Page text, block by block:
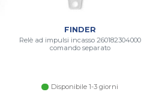
FINDER
Relè ad impulsi incasso 260182304000
comando separato
Disponibile 1-3 giorni